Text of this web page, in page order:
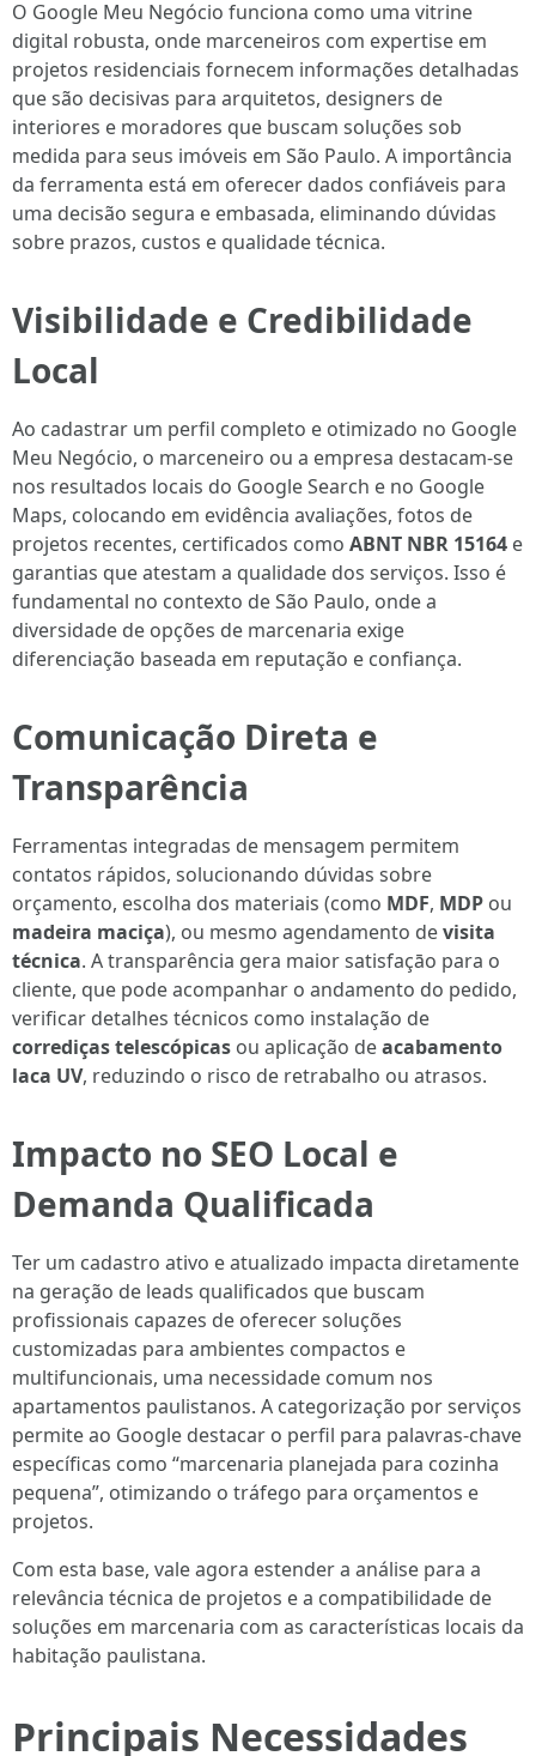
O Google Meu Negócio funciona como uma vitrine
digital robusta, onde marceneiros com expertise em
projetos residenciais fornecem informações detalhadas
que são decisivas para arquitetos, designers de
interiores e moradores que buscam soluções sob
medida para seus imóveis em São Paulo. A importância
da ferramenta está em oferecer dados confiáveis para
uma decisão segura e embasada, eliminando dúvidas
sobre prazos, custos e qualidade técnica.
Visibilidade e Credibilidade
Local
Ao cadastrar um perfil completo e otimizado no Google
Meu Negócio, o marceneiro ou a empresa destacam-se
nos resultados locais do Google Search e no Google
Maps, colocando em evidência avaliações, fotos de
projetos recentes, certificados como ABNT NBR 15164 e
garantias que atestam a qualidade dos serviços. Isso é
fundamental no contexto de São Paulo, onde a
diversidade de opções de marcenaria exige
diferenciação baseada em reputação e confiança.
Comunicação Direta e
Transparência
Ferramentas integradas de mensagem permitem
contatos rápidos, solucionando dúvidas sobre
orçamento, escolha dos materiais (como MDF, MDP ou
madeira maciça), ou mesmo agendamento devisita
técnica. A transparência gera maior satisfaçāo para o
cliente, que pode acompanhar o andamento do pedido,
verificar detalhes técnicos como instalação de
corrediças telescópicas ou aplicação deacabamento
laca UV, reduzindo o risco de retrabalho ou atrasos.
Impacto no SEO Local e
Demanda Qualificada
Ter um cadastro ativo e atualizado impacta diretamente
na geração de leads qualificados que buscam
profissionais capazes de oferecer soluções
customizadas para ambientes compactos e
multifuncionais, uma necessidade comum nos
apartamentos paulistanos. A categorização por serviços
permite ao Google destacar o perfil para palavras-chave
específicas como “marcenaria planejada para cozinha
pequena”, otimizando o tráfego para orçamentos e
projetos.
Com esta base, vale agora estender a análise para a
relevância técnica de projetos e a compatibilidade de
soluções em marcenaria com as características locais da
habitação paulistana.
Principais Necessidades